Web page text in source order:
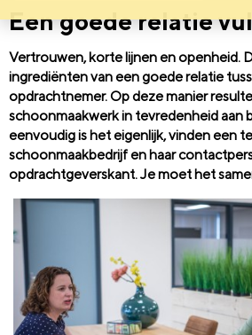
Een goede relatie
Vertrouwen, korte lijnen en openheid.
ingrediënten van een goede relatie
opdrachtnemer. Op deze manier
schoonmaakwerk in tevredenheid aan
eenvoudig is het eigenlijk, vinden een
schoonmaakbedrijf en haar
opdrachtgeverskant. Je moet het